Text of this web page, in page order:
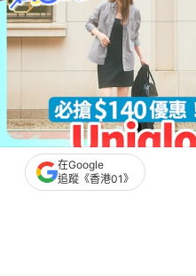
撰文：多多
在Google
追蹤《香港01》